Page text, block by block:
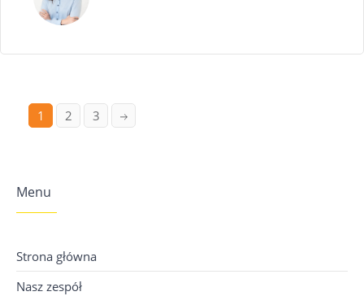
1 2 3
Menu
Strona główna
Nasz zespół